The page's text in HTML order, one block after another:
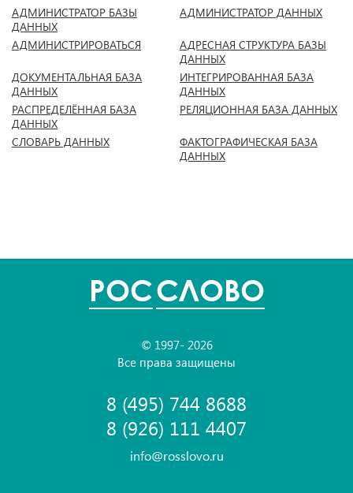
АДМИНИСТРАТОР БАЗЫ
ДАННЫХ
АДМИНИСТРАТОР ДАННЫХ
АДМИНИСТРИРОВАТЬСЯ
АДРЕСНАЯ СТРУКТУРА БАЗЫ
ДАННЫХ
ДОКУМЕНТАЛЬНАЯ БАЗА
ДАННЫХ
ИНТЕГРИРОВАННАЯ БАЗА
ДАННЫХ
РАСПРЕДЕЛЁННАЯ БАЗА
ДАННЫХ
РЕЛЯЦИОННАЯ БАЗА ДАННЫХ
СЛОВАРЬ ДАННЫХ
ФАКТОГРАФИЧЕСКАЯ БАЗА
ДАННЫХ
POCСЛОВО
© 1997- 2026
Все права защищены
8 (495) 744 8688
8 (926) 111 4407
info@rosslovo.ru